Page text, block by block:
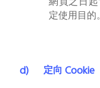
定使用目的。
d) 定向 Cookie